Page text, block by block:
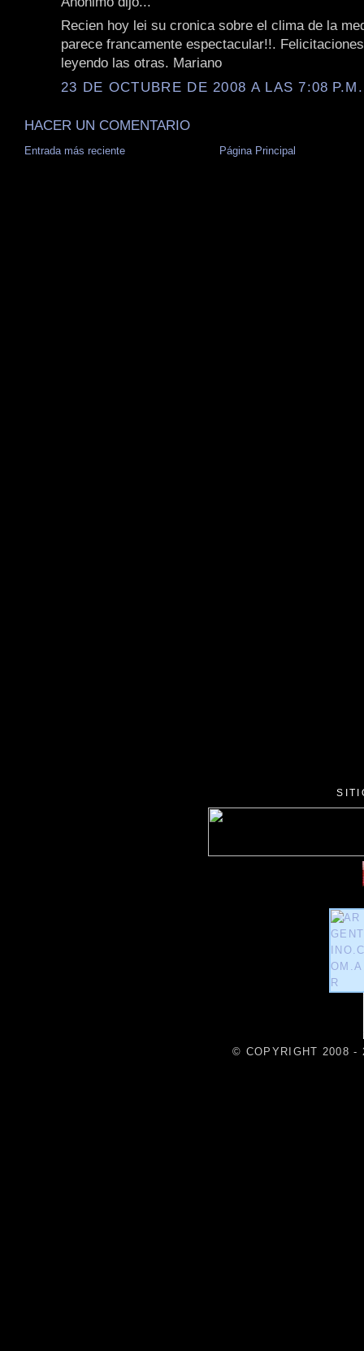
Recien hoy lei su cronica sobre el clima de la
parece francamente espectacular!!.
leyendo las otras. Mariano
23 DE OCTUBRE DE 2008 A LAS 7:08 P.M.
HACER UN COMENTARIO
Entrada más reciente Página Principal
© COPYRIGHT 2008